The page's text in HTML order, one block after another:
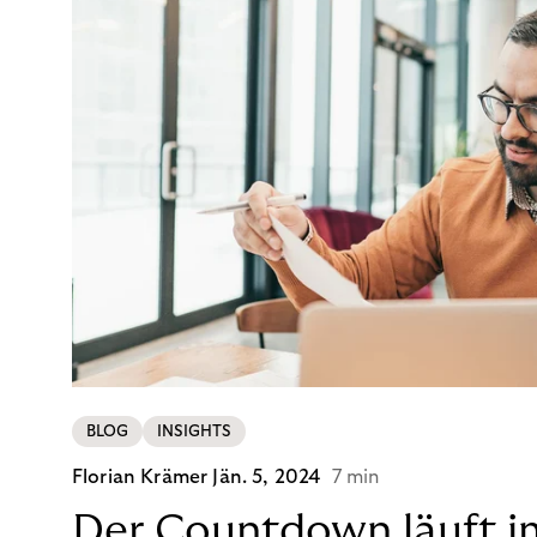
BLOG INSIGHTS
Florian Krämer Jän. 5, 2024 7 min